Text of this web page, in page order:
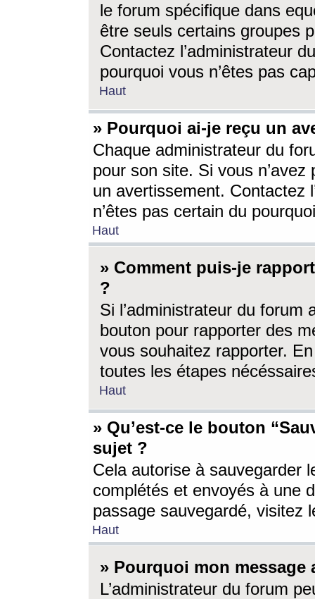
le forum spécifique dans
être seuls certains groupes
Contactez l’administrateur
pourquoi vous n’êtes pas
Haut
» Pourquoi ai-je reçu un
Chaque administrateur du
pour son site. Si vous
un avertissement. Contactez
n’êtes pas certain du
Haut
» Comment puis-je
?
Si l’administrateur du forum
bouton pour rapporter des
vous souhaitez rapporter.
toutes les étapes
Haut
» Qu’est-ce le bouton
sujet ?
Cela autorise à sauvegarder
complétés et envoyés à une
passage sauvegardé, visitez
Haut
» Pourquoi mon message
L’administrateur du forum